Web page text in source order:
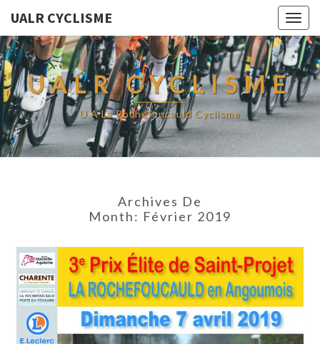
UALR CYCLISME
UALR CYCLISME
U.A La Rochefoucauld Cyclisme
Archives De
Month: Février 2019